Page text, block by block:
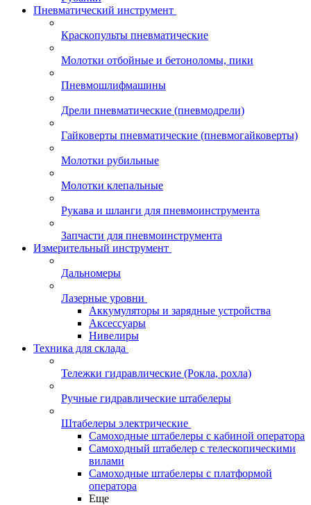
Пневматический инструмент
Краскопульты пневматические
Молотки отбойные и бетоноломы, пики
Пневмошлифмашины
Дрели пневматические (пневмодрели)
Гайковерты пневматические (пневмогайковерты)
Молотки рубильные
Молотки клепальные
Рукава и шланги для пневмоинструмента
Запчасти для пневмоинструмента
Измерительный инструмент
Дальномеры
Лазерные уровни
Аккумуляторы и зарядные устройства
Аксессуары
Нивелиры
Техника для склада
Тележки гидравлические (Рокла, рохла)
Ручные гидравлические штабелеры
Штабелеры электрические
Самоходные штабелеры с кабиной оператора
Самоходный штабелер с телескопическими
вилами
Самоходные штабелеры с платформой
оператора
Еще